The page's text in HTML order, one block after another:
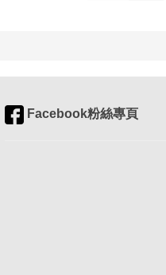
Facebook粉絲專頁